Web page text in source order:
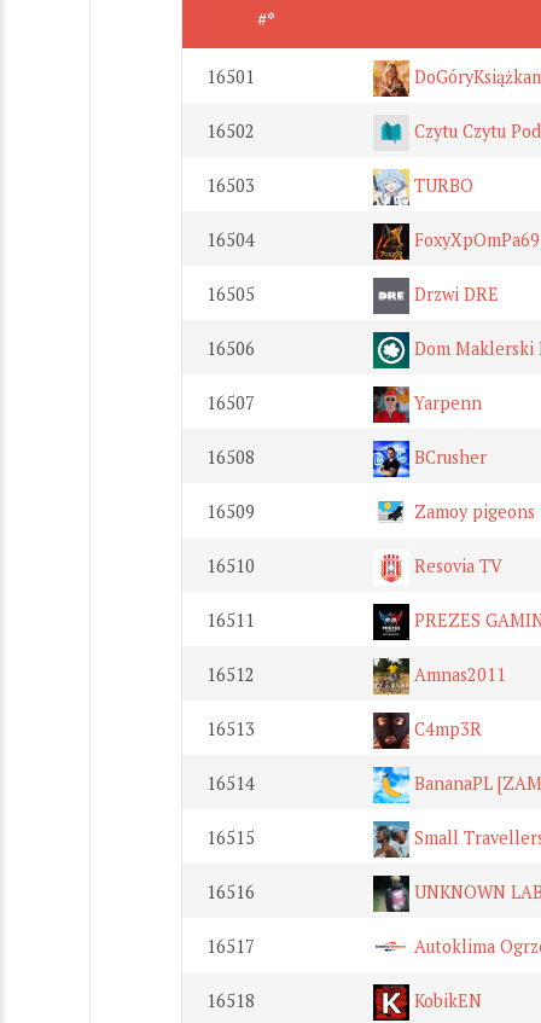
#*
16501
16502 Czytu Czytu
16503 TURBO
16504 FoxyXpOmPa69
16505 Drzwi DRE
16506 Dom Maklerski
16507 Yarpenn
16508 BCrusher
16509 Zamoy pigeons
16510 Resovia TV
16511 PREZES
16512 Amnas2011
16513 C4mp3R
16514 BananaPL
16515 Small
16516 UNKNOWN
16517 Autoklima
16518 KobikEN